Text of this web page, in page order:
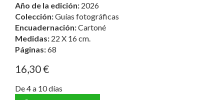
Año de la edición: 2026
Colección:Guías fotográficas
Encuadernación:Cartoné
Medidas: 22 X 16 cm.
Páginas:68
16,30 €
De 4 a 10 días